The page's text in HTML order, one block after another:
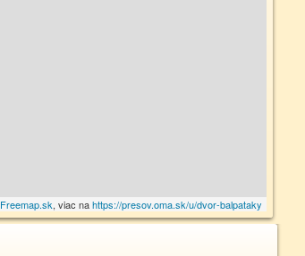
Freemap.sk, viac nahttps://presov.oma.sk/u/dvor-balpataky